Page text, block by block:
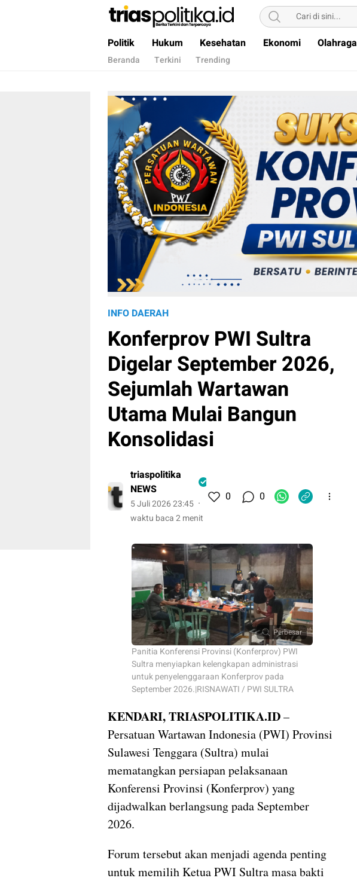
Berita Terkini & Terpercaya
Politik Hukum Kesehatan Ekonomi Olahraga
Beranda Terkini Trending
INFO DAERAH
Konferprov PWI Sultra
Digelar September 2026,
Sejumlah Wartawan
Utama Mulai Bangun
Konsolidasi
triaspolitika
NEWS
5 Juli 2026 23:45
waktu baca 2 menit
0 0
Perbesar
Panitia Konferensi Provinsi (Konferprov) PWI
Sultra menyiapkan kelengkapan administrasi
untuk penyelenggaraan Konferprov pada
September 2026.|RISNAWATI / PWI SULTRA
KENDARI, TRIASPOLITIKA.ID–
Persatuan Wartawan Indonesia (PWI) Provinsi
Sulawesi Tenggara (Sultra) mulai
mematangkan persiapan pelaksanaan
Konferensi Provinsi (Konferprov) yang
dijadwalkan berlangsung pada September
2026.
Forum tersebut akan menjadi agenda penting
untuk memilih Ketua PWI Sultra masa bakti